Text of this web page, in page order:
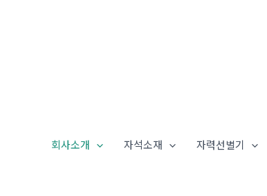
회사소개 자석소재 자력선별기